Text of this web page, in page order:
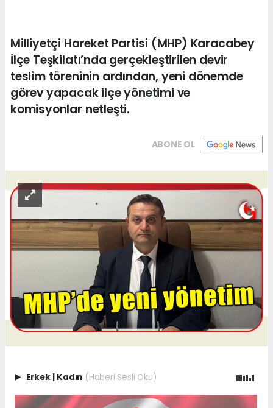
Milliyetçi Hareket Partisi (MHP) Karacabey
İlçe Teşkilatı’nda gerçekleştirilen devir
teslim töreninin ardından, yeni dönemde
görev yapacak ilçe yönetimi ve
komisyonlar netleşti.
ABONE OL
Erkek | Kadın (Haberi Sesli Oku)